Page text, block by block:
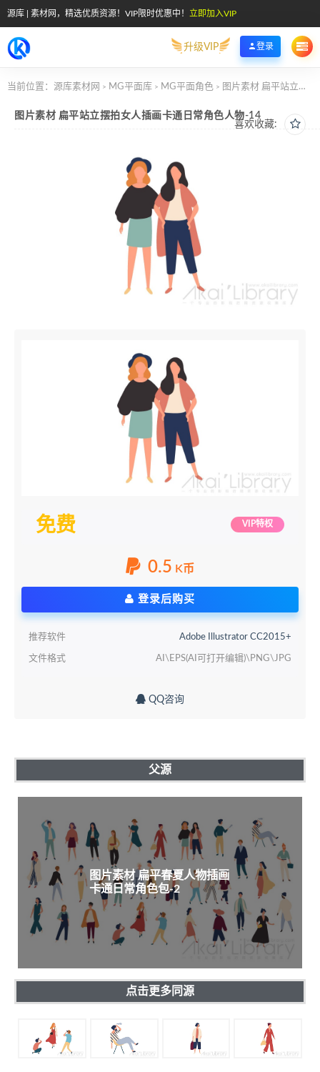
源库 | 素材网，精选优质资源！VIP限时优惠中！ 立即加入VIP
升级VIP 登录
当前位置： 源库素材网 > MG平面库 > MG平面角色 > 图片素材 扁平站立摆拍女人插画卡通日常角色人物-14
喜欢收藏:
图片素材 扁平站立摆拍女人插画卡通日常角色人物-14
免费 VIP特权
0.5 K币
登录后购买
推荐软件 Adobe Illustrator CC2015+
文件格式 AI\EPS(AI可打开编辑)\PNG\JPG
QQ咨询
父源
图片素材 扁平春夏人物插画
卡通日常角色包-2
点击更多同源